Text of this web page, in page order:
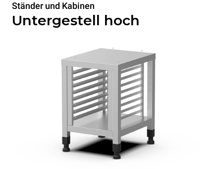
Ständer und Kabinen
Untergestell hoch